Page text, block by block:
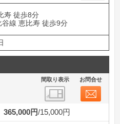
寿 徒歩8分
線 恵比寿 徒歩9分
間取り表示 お問合せ
365,000円 15,000円